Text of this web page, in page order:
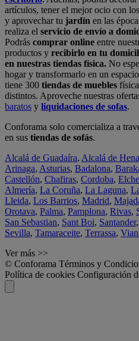
artículos, tener el mejor ocio con
y aprovechar tu jardín en las
realiza el servicio de envío a
Podrás comprar online entre
productos y recibirlo en tu
en nuestras tiendas física. No
hogar y transformarlo en un
tiene 300 tiendas de muebles
distintos. Aproveche nuestras
baratos y liquidaciones de sofas.
Conforama solo comercializa a
en sus tiendas de sofás.
Alcalá de Guadaíra, Alcalá de
Arinaga, Asturias, Badalona,
Castellón, Chafiras, Cordoba, Elche
Almería, La Coruña, La Laguna,
Lleida, Los Barrios, Madrid,
Orotava, Palma, Pamplona, Rivas,
San Sebastian, Sant Boi, Santander,
Sevilla, Tamaraceite, Terrassa,
Ver más >>
© Conforama Términos y
Política de cookies Configuración